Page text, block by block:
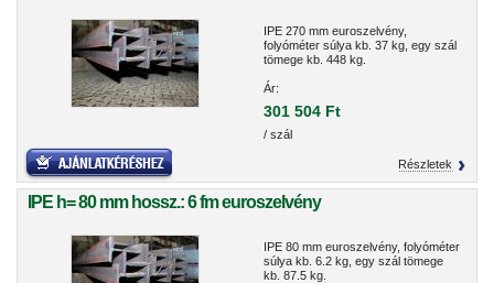
IPE 270 mm euroszelvény,
folyóméter súlya kb. 37 kg, egy szál
tömege kb. 448 kg.
Ár:
301 504 Ft
/ szál
Részletek
IPE h= 80 mm hossz.: 6 fm euroszelvény
IPE 80 mm euroszelvény, folyóméter
súlya kb. 6.2 kg, egy szál tömege
kb. 87.5 kg.